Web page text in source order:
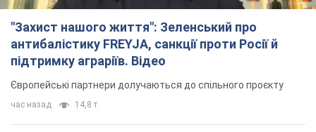
"Захист нашого життя": Зеленський про
антибалістику FREYJA, санкції проти Росії й
підтримку аграріїв. Відео
Європейські партнери долучаються до спільного проєкту
час назад 14,8 т.